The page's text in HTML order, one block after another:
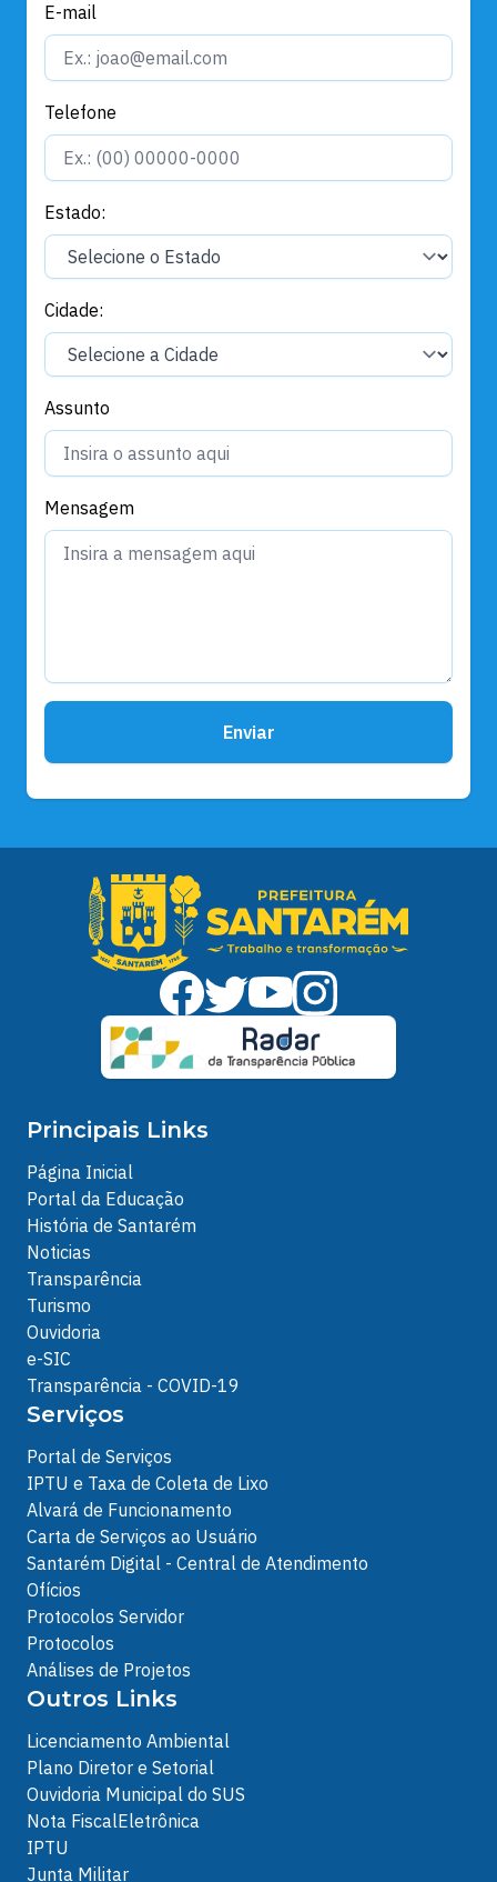
E-mail
Telefone
Estado:
Cidade:
Assunto
Mensagem
Enviar
Principais Links
Página Inicial
Portal da Educação
História de Santarém
Noticias
Transparência
Turismo
Ouvidoria
e-SIC
Transparência - COVID-19
Serviços
Portal de Serviços
IPTU e Taxa de Coleta de Lixo
Alvará de Funcionamento
Carta de Serviços ao Usuário
Santarém Digital - Central de Atendimento
Ofícios
Protocolos Servidor
Protocolos
Análises de Projetos
Outros Links
Licenciamento Ambiental
Plano Diretor e Setorial
Ouvidoria Municipal do SUS
Nota FiscalEletrônica
IPTU
Junta Militar